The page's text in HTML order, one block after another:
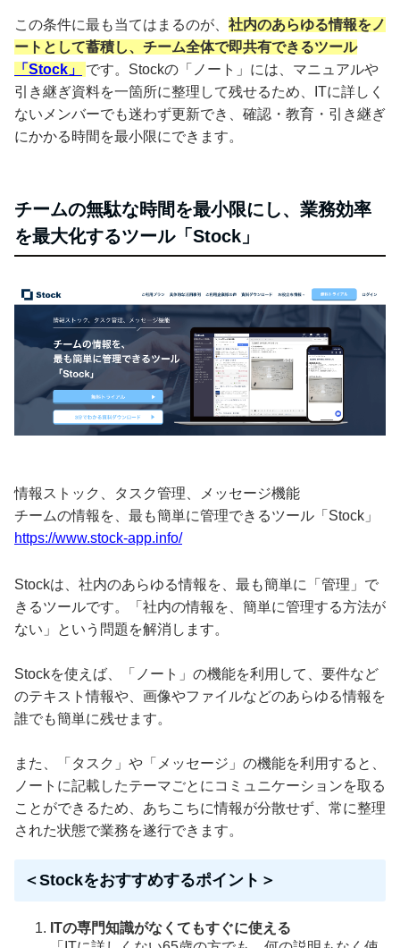
この条件に最も当てはまるのが、 社内のあらゆる情報をノ
ートとして蓄積し、チーム全体で即共有できるツール
「Stock」
です。Stockの「ノート」には、マニュアルや
引き継ぎ資料を一箇所に整理して残せるため、ITに詳しく
ないメンバーでも迷わず更新でき、確認・教育・引き継ぎ
にかかる時間を最小限にできます。
チームの無駄な時間を最小限にし、業務効率
を最大化するツール「Stock」
情報ストック、タスク管理、メッセージ機能
チームの情報を、最も簡単に管理できるツール「Stock」
https://www.stock-app.info/
Stockは、社内のあらゆる情報を、最も簡単に「管理」で
きるツールです。「社内の情報を、簡単に管理する方法が
ない」という問題を解消します。
Stockを使えば、「ノート」の機能を利用して、要件など
のテキスト情報や、画像やファイルなどのあらゆる情報を
誰でも簡単に残せます。
また、「タスク」や「メッセージ」の機能を利用すると、
ノートに記載したテーマごとにコミュニケーションを取る
ことができるため、あちこちに情報が分散せず、常に整理
された状態で業務を遂行できます。
＜Stockをおすすめするポイント＞
ITの専門知識がなくてもすぐに使える